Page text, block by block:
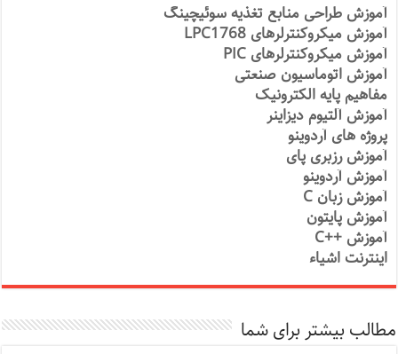
آموزش طراحی منابع تغذیه سوئیچینگ
آموزش میکروکنترلرهای LPC1768
آموزش میکروکنترلرهای PIC
آموزش اتوماسیون صنعتی
مفاهیم پایه الکترونیک
آموزش آلتیوم دیزاینر
پروژه های آردوینو
آموزش رزبری پای
آموزش آردوینو
آموزش زبان C
آموزش پایتون
آموزش ++C
اینترنت اشیاء
مطالب بیشتر برای شما